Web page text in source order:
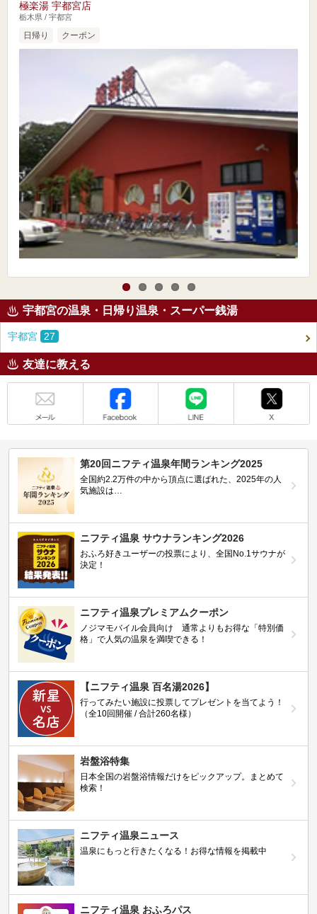
極楽湯 宇都宮店
栃木県 / 宇都宮
日帰り クーポン
宇都宮の温泉・日帰り温泉・スーパー銭湯
宇都宮 27
友達に教える
第20回ニフティ温泉年間ランキング2025
全国約2.2万件の中から頂点に選ばれた、2025年の人
気施設は…
ニフティ温泉 サウナランキング2026
おふろ好きユーザーの投票により、全国No.1サウナが
決定！
ニフティ温泉プレミアムクーポン
ノジマモバイル会員向け 通常よりもお得な「特別価
格」で人気の温泉を満喫できる！
【ニフティ温泉 百名湯2026】
行ってみたい施設に投票してプレゼントを当てよう！
（全10回開催 / 合計260名様）
岩盤浴特集
日本全国の岩盤浴情報だけをピックアップ。まとめて
検索！
ニフティ温泉ニュース
温泉にもっと行きたくなる！お得な情報を掲載中
ニフティ温泉 おふろパス